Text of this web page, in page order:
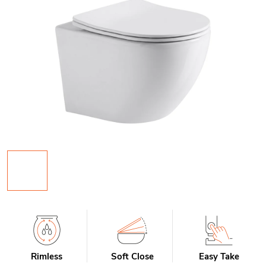
Rimless Soft Close Easy Take